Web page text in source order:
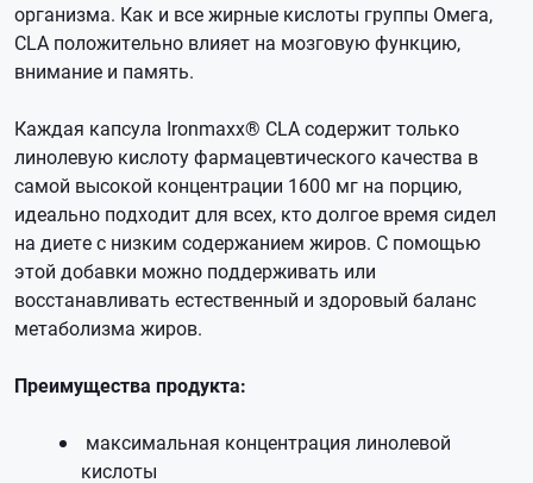
организма. Как и все жирные кислоты группы Омега,
CLA положительно влияет на мозговую функцию,
внимание и память.
Каждая капсула Ironmaxx® CLA содержит только
линолевую кислоту фармацевтического качества в
самой высокой концентрации 1600 мг на порцию,
идеально подходит для всех, кто долгое время сидел
на диете с низким содержанием жиров. С помощью
этой добавки можно поддерживать или
восстанавливать естественный и здоровый баланс
метаболизма жиров.
Преимущества продукта:
максимальная концентрация линолевой
кислоты